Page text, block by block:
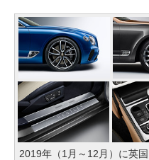
2019年（1月～12月）に英